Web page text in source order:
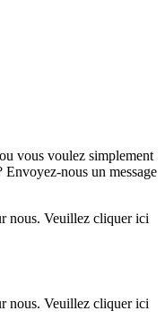
vous voulez simplement
nous un message
nous. Veuillez cliquer ici
nous. Veuillez cliquer ici